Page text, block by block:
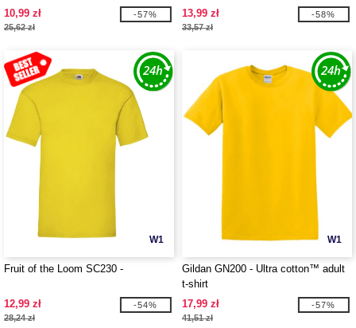
10,99 zł
25,62 zł
-57%
13,99 zł
33,57 zł
-58%
W1
Fruit of the Loom SC230 -
12,99 zł
28,24 zł
-54%
W1
Gildan GN200 - Ultra cotton™ adult
t-shirt
17,99 zł
41,51 zł
-57%